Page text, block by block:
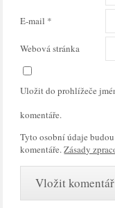
E-mail *
Webová stránka
Uložit do prohlížeče
komentáře.
Tyto osobní údaje
komentáře.Zásady